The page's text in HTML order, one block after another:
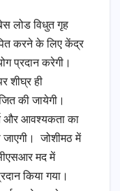
लोड विधुत गृह
करने के लिए केंद्र
प्रदान करेगी।
शीघ्र ही
की जायेगी।
और आवश्यकता का
जोशीमठ में
सीएसआर मद में
किया गया।